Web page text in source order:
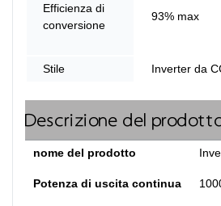
Efficienza di
conversione
93% max
Stile Inverter da
Descrizione del
nome del prodotto
Potenza di uscita continua